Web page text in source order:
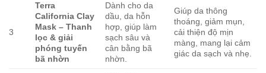
3
Terra
California Clay
Mask – Thanh
lọc & giải
phóng tuyến
bã nhờn
Dành cho da
dầu, da hỗn
hợp, giúp làm
sạch sâu và
cân bằng bã
nhờn.
Giúp da thông
thoáng, giảm mụn,
cải thiện độ mịn
màng, mang lại cảm
giác da sạch và nhẹ.